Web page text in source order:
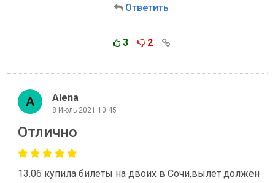
Ответить
3 2
Alena
8 Июль 2021 10:45
Отлично
13.06 купила билеты на двоих в Сочи,вылет должен